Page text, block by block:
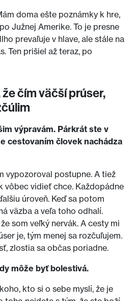
doma ešte poznámky k hre,
Južnej Amerike. To je presne
prevaľuje v hlave, ale stále na
Ten prišiel až teraz, po
čím väčší prúser,
výpravám. Párkrát ste v
cestovaním človek nachádza
vypozoroval postupne. A tiež
vôbec vidieť chce. Každopádne
úroveň. Keď sa potom
väzba a veľa toho odhalí.
som veľký nervák. A cesty mi
je, tým menej sa rozčuľujem.
zlostia sa občas poriadne.
môže byť bolestivá.
kto si o sebe myslí, že je